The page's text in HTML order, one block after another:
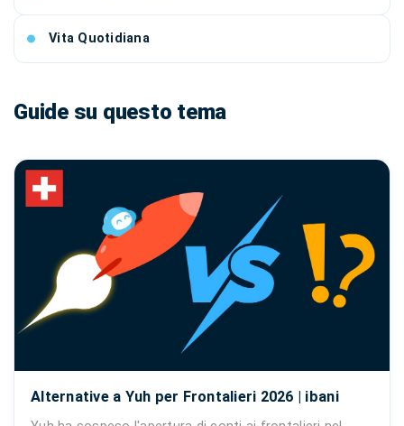
Vita Quotidiana
Guide su questo tema
Alternative a Yuh per Frontalieri 2026 | ibani